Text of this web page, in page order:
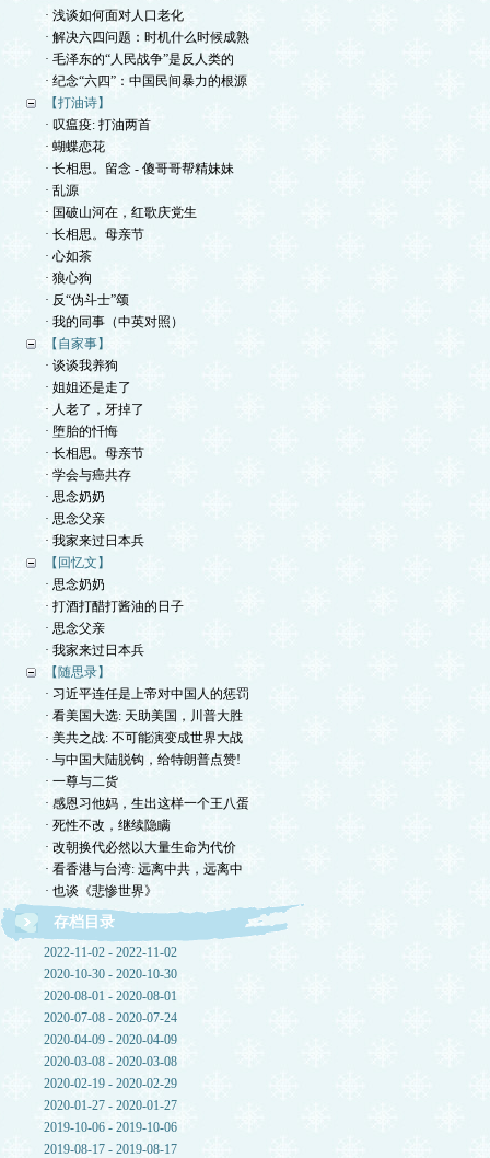
· 浅谈如何面对人口老化
· 解决六四问题：时机什么时候成熟
· 毛泽东的“人民战争”是反人类的
· 纪念“六四”：中国民间暴力的根源
【打油诗】
· 叹瘟疫: 打油两首
· 蝴蝶恋花
· 长相思。留念 - 傻哥哥帮精妹妹
· 乱源
· 国破山河在，红歌庆党生
· 长相思。母亲节
· 心如茶
· 狼心狗
· 反“伪斗士”颂
· 我的同事（中英对照）
【自家事】
· 谈谈我养狗
· 姐姐还是走了
· 人老了，牙掉了
· 堕胎的忏悔
· 长相思。母亲节
· 学会与癌共存
· 思念奶奶
· 思念父亲
· 我家来过日本兵
【回忆文】
· 思念奶奶
· 打酒打醋打酱油的日子
· 思念父亲
· 我家来过日本兵
【随思录】
· 习近平连任是上帝对中国人的惩罚
· 看美国大选: 天助美国，川普大胜
· 美共之战: 不可能演变成世界大战
· 与中国大陆脱钩，给特朗普点赞!
· 一尊与二货
· 感恩习他妈，生出这样一个王八蛋
· 死性不改，继续隐瞒
· 改朝换代必然以大量生命为代价
· 看香港与台湾: 远离中共，远离中
· 也谈《悲惨世界》
存档目录
2022-11-02 - 2022-11-02
2020-10-30 - 2020-10-30
2020-08-01 - 2020-08-01
2020-07-08 - 2020-07-24
2020-04-09 - 2020-04-09
2020-03-08 - 2020-03-08
2020-02-19 - 2020-02-29
2020-01-27 - 2020-01-27
2019-10-06 - 2019-10-06
2019-08-17 - 2019-08-17